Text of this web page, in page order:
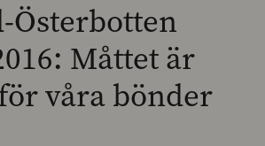
Österbotten
Måttet är
våra bönder